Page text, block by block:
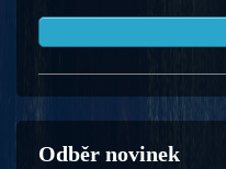
Odběr novinek